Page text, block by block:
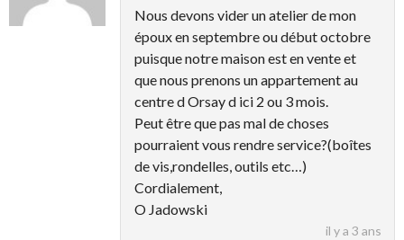
il y a 3 ans
Nous devons vider un atelier de mon
époux en septembre ou début octobre
puisque notre maison est en vente et
que nous prenons un appartement au
centre d Orsay d ici 2 ou 3 mois.
Peut être que pas mal de choses
pourraient vous rendre service?(boîtes
de vis,rondelles, outils etc…)
Cordialement,
O Jadowski